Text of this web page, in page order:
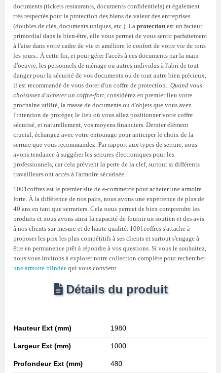
documents (tickets restaurants, documents confidentiels) et également
très respectés pour la protection des biens de valeur des entreprises
(doubles de clés, documents uniques, etc.). La protection est un facteur
primordial dans le bien-être, elle vous permet de vous sentir parfaitement
à l'aise dans votre cadre de vie et améliore le confort de votre vie de tous
les jours.. À cette fin, et pour gérer l'accès à ces documents par la main
d'oeuvre, les personnels de ménage ou autres individus à l'abri de tout
danger pour la sécurité de vos documents ou de tout autre bien précieux,
il est recommandé de vous doter d'un coffre de protection.. Quand vous
choisissez d'acheter un coffre-fort , considérez en premier lieu votre
prochaine utilité, la masse de documents ou d'objets que vous avez
l'intention de protéger, le lieu où vous allez positionner votre coffre
sécurisé, et naturellement, vos moyens financiers. Dernier élément
crucial, échangez avec votre entourage pour anticiper le choix de la
serrure que vous recommandez. Par rapport aux types de serrure, nous
avons tendance à suggérer les serrures électroniques pour les
professionnels, car cela prévient la perte de la clef, surtout si différents
travailleurs ont accès à l'armoire sécurisée.
1001coffres est le premier site de e-commerce pour acheter une armoire
forte. À la différence de nos pairs, nous avons une expérience de plus de
40 ans en tant que serruriers. Cela nous permet de bien comprendre les
produits et nous avons ainsi la capacité de fournir un soutien et des avis
à nos clients sur mesure et de haute qualité. 1001coffres s'attache à
proposer les prix les plus compétitifs à ses clients et surtout s'engage à
être en permanence prêt à répondre à vos questions. Si vous le souhaitez,
nous vous invitons à explorer notre collection complète pour rechercher
une armoire blindée qui vous convient.
Détails du produit
Hauteur Ext (mm) 1980
Largeur Ext (mm) 1000
Profondeur Ext (mm) 480